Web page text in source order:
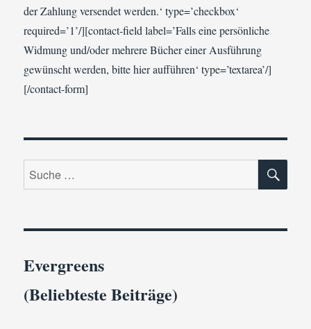
der Zahlung versendet werden.‘ type=’checkbox‘
required=’1’/][contact-field label=’Falls eine persönliche
Widmung und/oder mehrere Bücher einer Ausführung
gewünscht werden, bitte hier aufführen‘ type=’textarea’/]
[/contact-form]
Suche
nach:
Evergreens
(Beliebteste Beiträge)